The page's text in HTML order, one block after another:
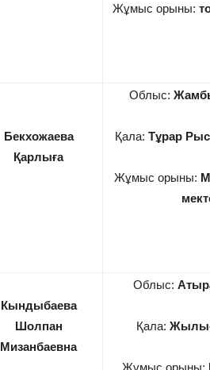
Жұмыс орыны:
Бекхожаева
Қарлыға
Облыс:
Қала: Тұрар
Жұмыс орыны:
Кындыбаева
Шолпан
Мизанбаевна
Облыс:
Қала:
Жұмыс орыны: